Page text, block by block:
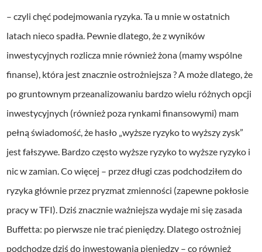
– czyli chęć podejmowania ryzyka. Ta u mnie w ostatnich
latach nieco spadła. Pewnie dlatego, że z wyników
inwestycyjnych rozlicza mnie również żona (mamy wspólne
finanse), która jest znacznie ostrożniejsza ? A może dlatego, że
po gruntownym przeanalizowaniu bardzo wielu różnych opcji
inwestycyjnych (również poza rynkami finansowymi) mam
pełną świadomość, że hasło „wyższe ryzyko to wyższy zysk”
jest fałszywe. Bardzo często wyższe ryzyko to wyższe ryzyko i
nic w zamian. Co więcej – przez długi czas podchodziłem do
ryzyka głównie przez pryzmat zmienności (zapewne pokłosie
pracy w TFI). Dziś znacznie ważniejsza wydaje mi się zasada
Buffetta: po pierwsze nie trać pieniędzy. Dlatego ostrożniej
podchodzę dziś do inwestowania pieniędzy – co również